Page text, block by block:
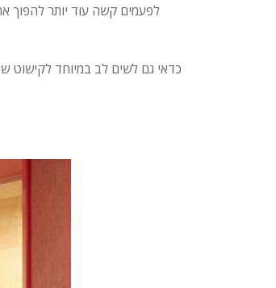
לפעמים קשה עוד יותר להפוך
כדאי גם לשים לב במיוחד לקישוט